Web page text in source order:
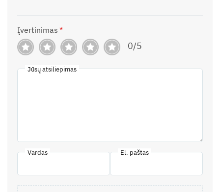
Įvertinimas *
0/5
Jūsų atsiliepimas
Vardas El. paštas